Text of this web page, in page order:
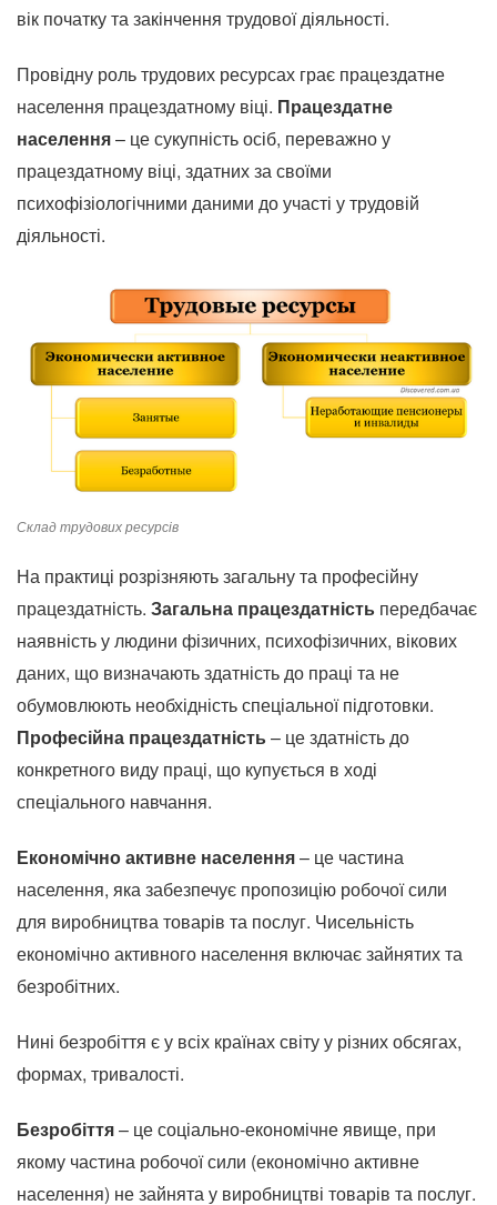
вік початку та закінчення трудової діяльності.
Провідну роль трудових ресурсах грає працездатне
населення працездатному віці. Працездатне
населення– це сукупність осіб, переважно у
працездатному віці, здатних за своїми
психофізіологічними даними до участі у трудовій
діяльності.
Склад трудових ресурсів
На практиці розрізняють загальну та професійну
працездатність. Загальна працездатність передбачає
наявність у людини фізичних, психофізичних, вікових
даних, що визначають здатність до праці та не
обумовлюють необхідність спеціальної підготовки.
Професійна працездатність– це здатність до
конкретного виду праці, що купується в ході
спеціального навчання.
Економічно активне населення– це частина
населення, яка забезпечує пропозицію робочої сили
для виробництва товарів та послуг. Чисельність
економічно активного населення включає зайнятих та
безробітних.
Нині безробіття є у всіх країнах світу у різних обсягах,
формах, тривалості.
Безробіття– це соціально-економічне явище, при
якому частина робочої сили (економічно активне
населення) не зайнята у виробництві товарів та послуг.